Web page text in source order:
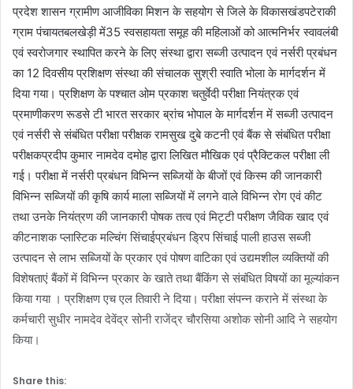
प्रदेश शासन ग्रामीण आजीविका मिशन के सहयोग से जिले के विकासखंडपटेराकी
ग्राम पंचायतबलखेड़ी में35 स्वसहायता समूह की महिलाओं को आत्मनिर्भर स्वावलंबी
एवं स्वरोजगार स्थापित करने के लिए संस्था द्वारा सब्जी उत्पादन एवं नर्सरी प्रबंधन
का 12 दिवसीय प्रशिक्षण संस्था की संचालक सुश्री स्वाति भोला के मार्गदर्शन में
दिया गया। प्रशिक्षण के पश्चात ओम प्रकाश चतुर्वेदी परीक्षा नियंत्रक एवं
प्रमाणीकरण रूडसे टी भारत सरकार ब्रांच भोपाल के मार्गदर्शन में सब्जी उत्पादन
एवं नर्सरी से संबंधित परीक्षा परीक्षक रामसुख दुबे कटनी एवं बैंक से संबंधित परीक्षा
परीक्षकप्रदीप कुमार नामदेव दमोह द्वारा लिखित मौखिक एवं प्रैक्टिकल परीक्षा ली
गई। परीक्षा में नर्सरी प्रबंधन विभिन्न सब्जियों के बीजों एवं किस्म की जानकारी
विभिन्न सब्जियों की कृषि कार्य माला सब्जियों में लगने वाले विभिन्न रोग एवं कीट
तथा उनके नियंत्रण की जानकारी पोषक तत्व एवं मिट्टी परीक्षण जैविक खाद एवं
कीटनाशक प्लास्टिक मल्चिंग सिंचाईप्रबंधन ड्रिप सिंचाई पाली हाउस सब्जी
उत्पादन से लाभ सब्जियों के प्रकार एवं पोषण वाटिका एवं उद्यमशील व्यक्तियों की
विशेषताएं बैंकों में विभिन्न प्रकार के खाते तथा बैंकिंग से संबंधित विषयों का मूल्यांकन
किया गया । प्रशिक्षण एच एल तिवारी ने दिया। परीक्षा संपन्न कराने में संस्था के
कर्मचारी सुधीर नामदेव देवेंद्र सोनी राजेंद्र चौरसिया अशोक सोनी आदि ने सहयोग
किया।
Share this: